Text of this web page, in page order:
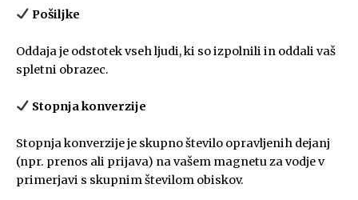
Pošiljke
Oddaja je odstotek vseh ljudi, ki so izpolnili in oddali vaš
spletni obrazec.
Stopnja konverzije
Stopnja konverzije je skupno število opravljenih dejanj
(npr. prenos ali prijava) na vašem magnetu za vodje v
primerjavi s skupnim številom obiskov.